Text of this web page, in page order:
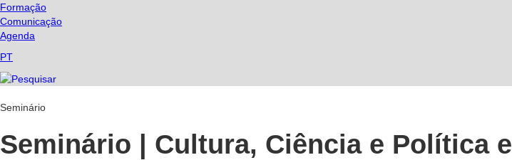
Formação
Comunicação
Agenda
PT
Seminário
Seminário | Cultura, Ciência e Política